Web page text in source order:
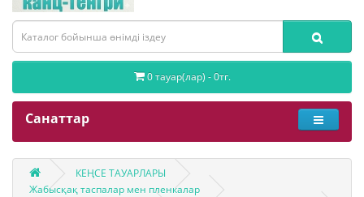
0 тауар(лар) - 0тг.
Санаттар
КЕҢСЕ ТАУАРЛАРЫ
Жабысқақ таспалар мен пленкалар